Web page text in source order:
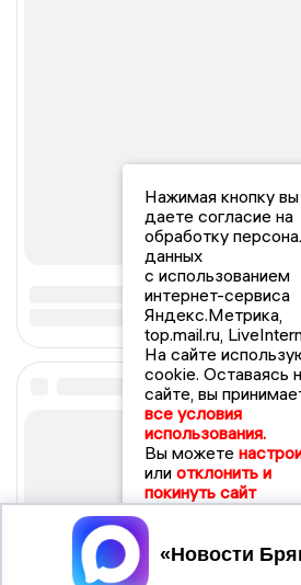
Нажимая кнопку вы
даете согласие на
обработку
данных
с использованием
интернет-сервиса
Яндекс.Метрика,
top.mail.ru,
На сайте
cookie. Оставаясь
сайте, вы
все условия
использования.
Вы можете
или отклонить и
покинуть сайт
Принять